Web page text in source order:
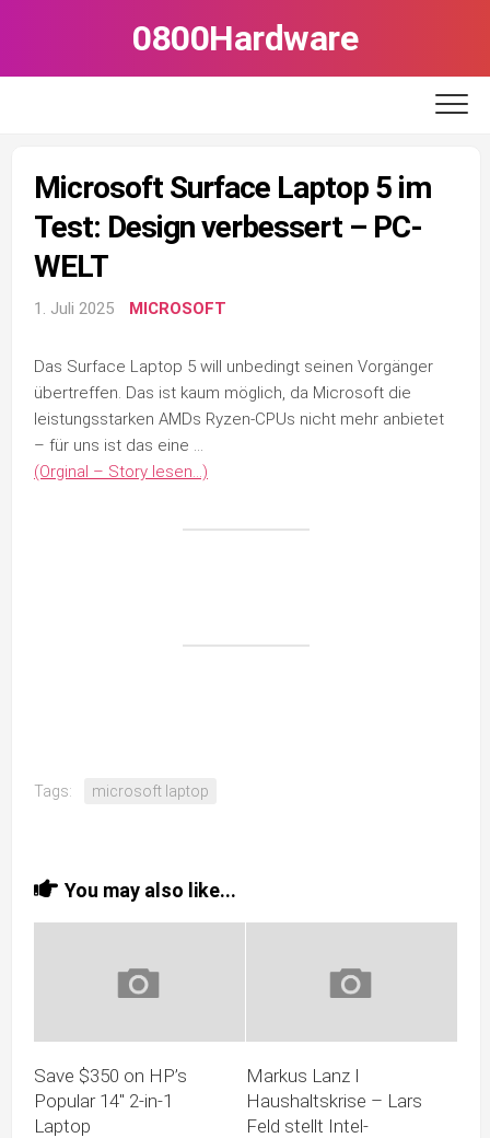
0800Hardware
Microsoft Surface Laptop 5 im
Test: Design verbessert – PC-
WELT
1. Juli 2025 MICROSOFT
Das Surface Laptop 5 will unbedingt seinen Vorgänger
übertreffen. Das ist kaum möglich, da Microsoft die
leistungsstarken AMDs Ryzen-CPUs nicht mehr anbietet
– für uns ist das eine …
(Orginal – Story lesen…)
Tags: microsoft laptop
You may also like...
Save $350 on HP’s
Popular 14″ 2-in-1
Laptop
Markus Lanz I
Haushaltskrise – Lars
Feld stellt Intel-